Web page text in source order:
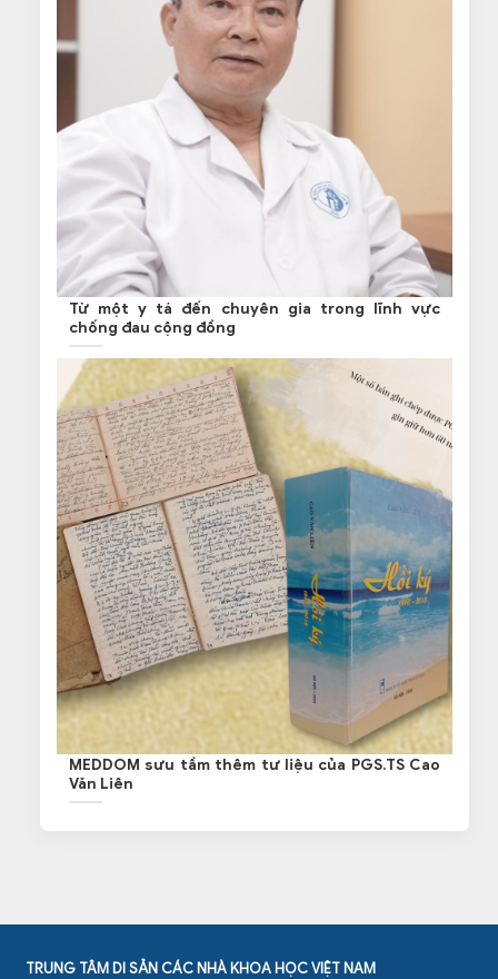
Từ một y tá đến chuyên gia trong lĩnh vực
chống đau cộng đồng
MEDDOM sưu tầm thêm tư liệu của PGS.TS Cao
Văn Liên
TRUNG TÂM DI SẢN CÁC NHÀ KHOA HỌC VIỆT NAM